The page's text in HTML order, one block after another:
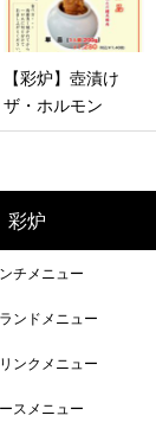
【彩炉】壺漬け
ザ・ホルモン
彩炉
チメニュー
ンドメニュー
ンクメニュー
スメニュー